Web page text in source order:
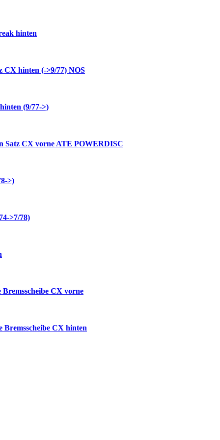
hinten
CX hinten (->9/77) NOS
(9/77->)
Satz CX vorne ATE POWERDISC
>)
>7/78)
Bremsscheibe CX vorne
Bremsscheibe CX hinten